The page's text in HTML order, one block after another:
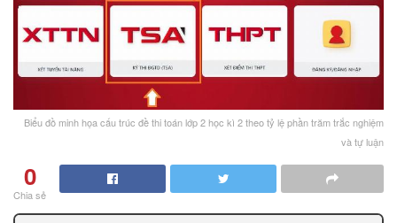
Biểu đồ minh họa cấu trúc đề thi toán lớp 2 học kì 2 theo tỷ lệ phần trăm trắc nghiệm
và tự luận
0
Chia sẻ